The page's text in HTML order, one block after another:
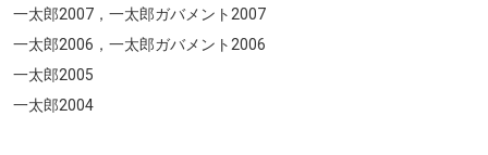
一太郎2007，一太郎ガバメント2007
一太郎2006，一太郎ガバメント2006
一太郎2005
一太郎2004